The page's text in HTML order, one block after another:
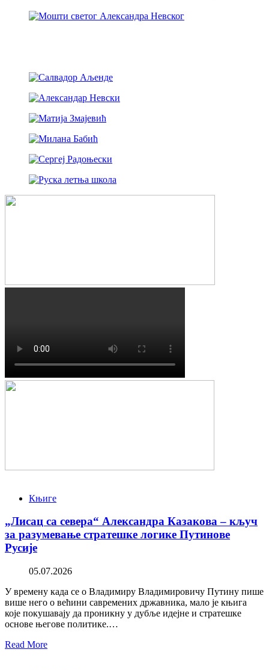
Књиге
„Лисац са севера“ Александра Казакова – кључ
за разумевање стратешке логике Путинове
Русије
05.07.2026
У времену када се о Владимиру Владимировичу Путину пише
више него о већини савремених државника, мало је књига
које покушавају да проникну у дубље идејне и стратешке
основе његове политике.…
Read More